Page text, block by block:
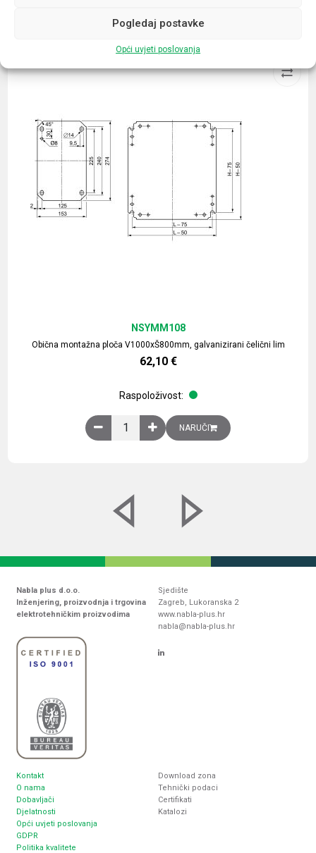
Pogledaj postavke
Opći uvjeti poslovanja
Povezani proizvodi
Obična montažna ploča V1000xŠ800mm, galvanizirani čelični lim
NSYMM108
62,10 €
Raspoloživost:
Obična montažna ploča V1000xŠ800mm,
NARUČI
Nabla plus d.o.o.
Inženjering, proizvodnja i trgovina
elektrotehničkim proizvodima
Sjedište
Zagreb, Lukoranska 2
www.nabla-plus.hr
nabla@nabla-plus.hr
Kontakt
O nama
Dobavljači
Djelatnosti
Opći uvjeti poslovanja
GDPR
Politika kvalitete
Download zona
Tehnički podaci
Certifikati
Katalozi